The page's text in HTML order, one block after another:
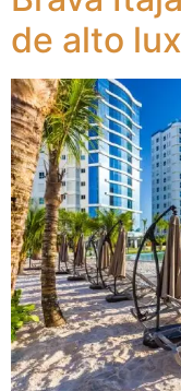
de alto